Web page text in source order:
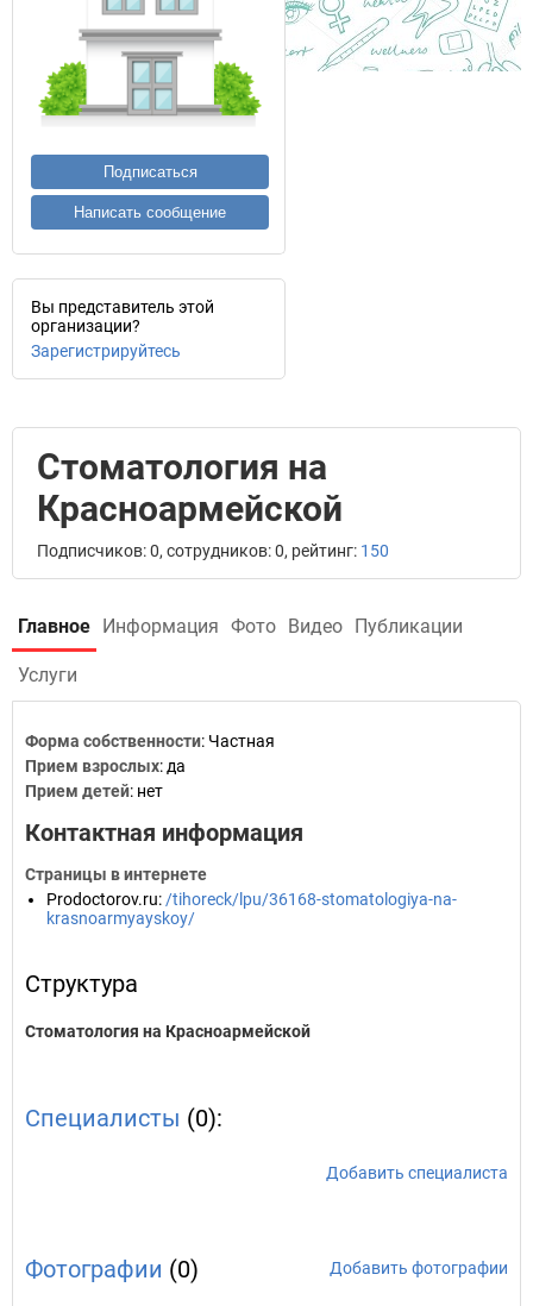
Подписаться
Написать сообщение
Вы представитель этой
организации?
Зарегистрируйтесь
Стоматология на
Красноармейской
Подписчиков: 0, сотрудников: 0, рейтинг: 150
Главное Информация Фото Видео Публикации
Услуги
Форма собственности: Частная
Прием взрослых: да
Прием детей: нет
Контактная информация
Страницы в интернете
Prodoctorov.ru: /tihoreck/lpu/36168-stomatologiya-na-
krasnoarmyayskoy/
Структура
Стоматология на Красноармейской
Специалисты (0):
Добавить специалиста
Фотографии (0) Добавить фотографии